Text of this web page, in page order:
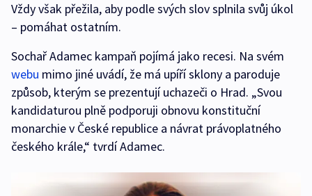
Vždy však přežila, aby podle svých slov splnila svůj úkol
– pomáhat ostatním.
Sochař Adamec kampaň pojímá jako recesi. Na svém
webu mimo jiné uvádí, že má upíří sklony a paroduje
způsob, kterým se prezentují uchazeči o Hrad. „Svou
kandidaturou plně podporuji obnovu konstituční
monarchie v České republice a návrat právoplatného
českého krále,“ tvrdí Adamec.